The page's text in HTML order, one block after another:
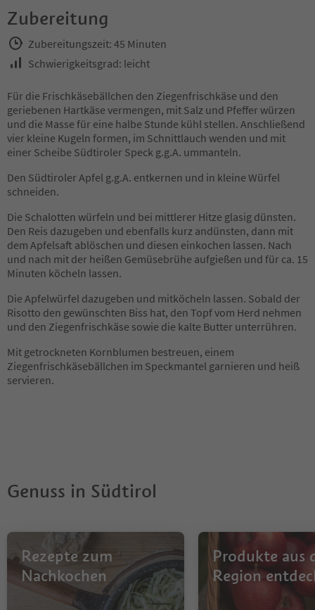
Zubereitung
Zubereitungszeit: 45 Minuten
Schwierigkeitsgrad: leicht
Für die Frischkäsebällchen den Ziegenfrischkäse und den
geriebenen Hartkäse vermengen, mit Salz und Pfeffer würzen
und die Masse für eine halbe Stunde kühl stellen. Anschließend
vier kleine Kugeln formen, im Schnittlauch wenden und mit
einer Scheibe Südtiroler Speck g.g.A. ummanteln.
Den Südtiroler Apfel g.g.A. entkernen und in kleine Würfel
schneiden.
Die Schalotten würfeln und bei mittlerer Hitze glasig dünsten.
Den Reis dazugeben und ebenfalls kurz andünsten, dann mit
dem Apfelsaft ablöschen und diesen einkochen lassen. Nach
und nach mit der heißen Gemüsebrühe aufgießen und für ca. 15
Minuten köcheln lassen.
Die Apfelwürfel dazugeben und mitköcheln lassen. Sobald der
Risotto den gewünschten Biss hat, den Topf vom Herd nehmen
und den Ziegenfrischkäse sowie die kalte Butter unterrühren.
Mit getrockneten Kornblumen bestreuen, einem
Ziegenfrischkäsebällchen im Speckmantel garnieren und heiß
servieren.
Genuss in Südtirol
Rezepte zum
Nachkochen
Produkte aus
Region